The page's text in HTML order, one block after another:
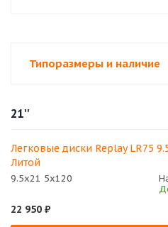
Типоразмеры и наличие
21''
Легковые диски Replay LR75
Литой
9.5x21 5x120
22 950 ₽